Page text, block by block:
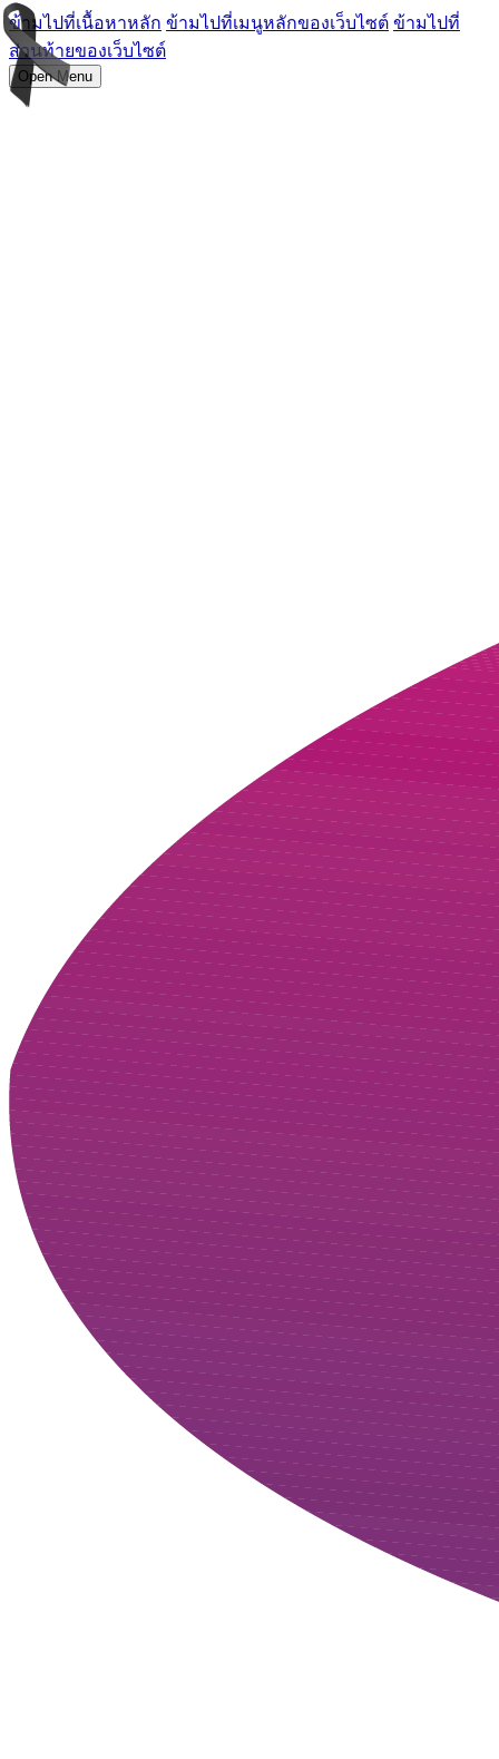
ข้ามไปที่เนื้อหาหลัก ข้ามไปที่เมนูหลักของเว็บไซต์ ข้ามไปที่
ส่วนท้ายของเว็บไซต์
Open Menu